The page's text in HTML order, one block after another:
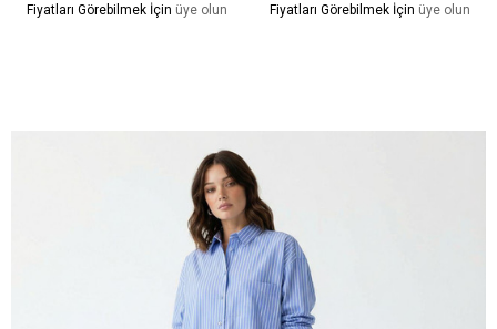
Fiyatları Görebilmek İçin üye olun Fiyatları Görebilmek İçin üye olun